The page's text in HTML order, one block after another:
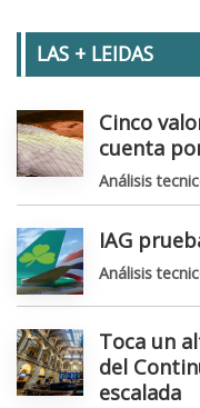
LAS + LEIDAS
Cinco
cuenta
Análisis
IAG
Análisis
Toca un
del
escalada